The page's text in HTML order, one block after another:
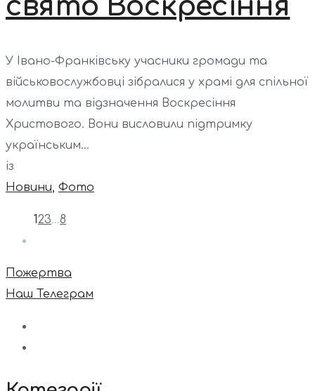
У Івано-Франківську учасники громади та
військовослужбовці зібралися у храмі для спільної
молитви та відзначення Воскресіння
Христового. Вони висловили підтримку
українським...
із
Новини, Фото
123…8
Пожертва
Наш Телеграм